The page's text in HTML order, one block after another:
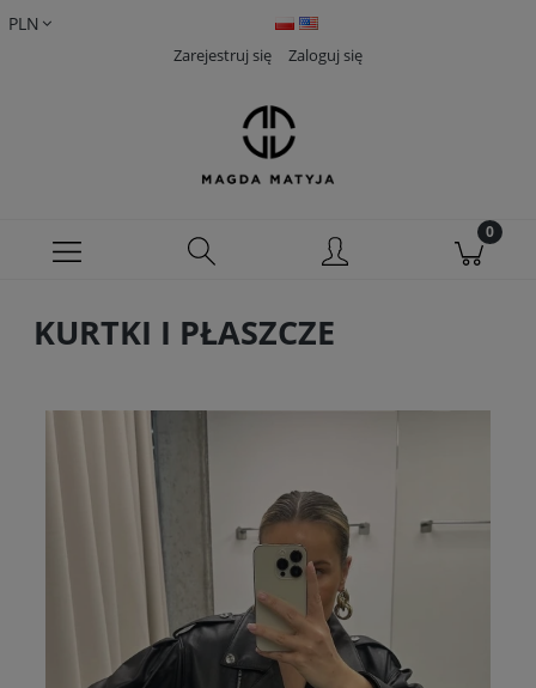
Zarejestruj się Zaloguj się
KURTKI I PŁASZCZE